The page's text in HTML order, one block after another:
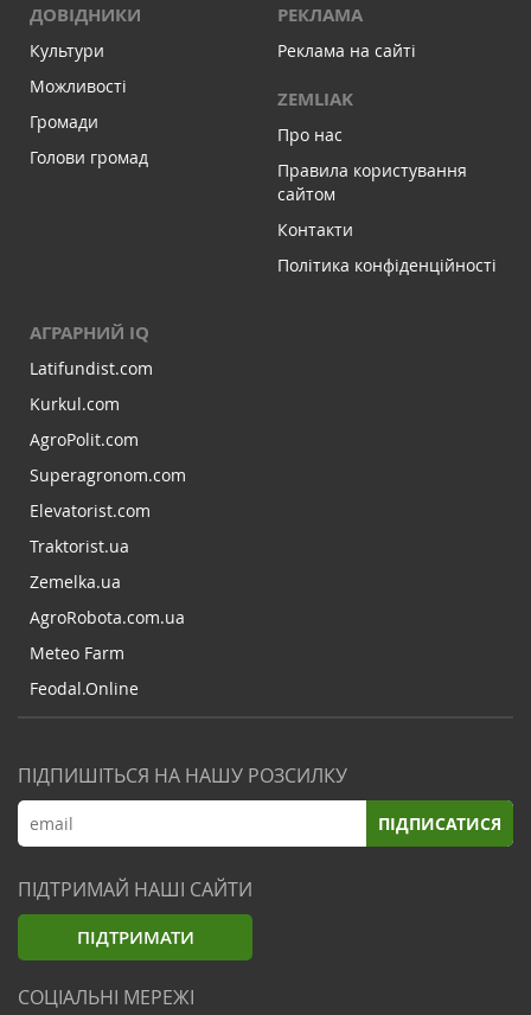
ДОВІДНИКИ
Культури
Можливості
Громади
Голови громад
РЕКЛАМА
Реклама на сайті
ZEMLIAK
Про нас
Правила користування
сайтом
Контакти
Політика конфіденційності
АГРАРНИЙ IQ
Latifundist.com
Kurkul.com
AgroPolit.com
Superagronom.com
Elevatorist.com
Traktorist.ua
Zemelka.ua
AgroRobota.com.ua
Meteo Farm
Feodal.Online
ПІДПИШІТЬСЯ НА НАШУ РОЗСИЛКУ
ПІДПИСАТИСЯ
ПІДТРИМАЙ НАШІ САЙТИ
ПІДТРИМАТИ
СОЦІАЛЬНІ МЕРЕЖІ